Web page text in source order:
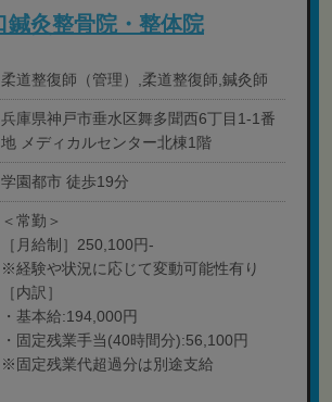
鍼灸整骨院・整体院
柔道整復師（管理）,柔道整復師,鍼灸師
兵庫県神戸市垂水区舞多聞西6丁目1-1番
地 メディカルセンター北棟1階
学園都市 徒歩19分
＜常勤＞
［月給制］250,100円-
※経験や状況に応じて変動可能性有り
［内訳］
・基本給:194,000円
・固定残業手当(40時間分):56,100円
※固定残業代超過分は別途支給